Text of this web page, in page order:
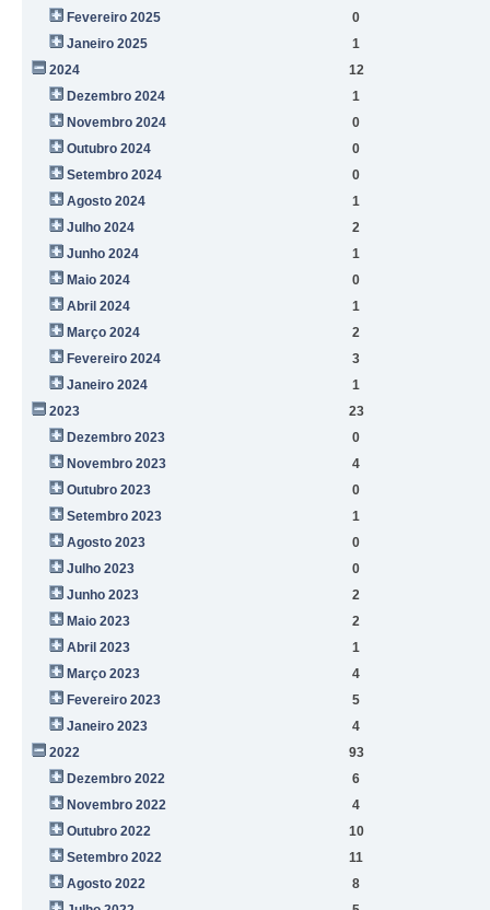
Fevereiro 2025
0
Janeiro 2025
1
2024
12
Dezembro 2024
1
Novembro 2024
0
Outubro 2024
0
Setembro 2024
0
Agosto 2024
1
Julho 2024
2
Junho 2024
1
Maio 2024
0
Abril 2024
1
Março 2024
2
Fevereiro 2024
3
Janeiro 2024
1
2023
23
Dezembro 2023
0
Novembro 2023
4
Outubro 2023
0
Setembro 2023
1
Agosto 2023
0
Julho 2023
0
Junho 2023
2
Maio 2023
2
Abril 2023
1
Março 2023
4
Fevereiro 2023
5
Janeiro 2023
4
2022
93
Dezembro 2022
6
Novembro 2022
4
Outubro 2022
10
Setembro 2022
11
Agosto 2022
8